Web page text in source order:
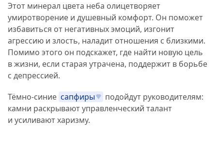
Этот минерал цвета неба олицетворяет
умиротворение и душевный комфорт. Он поможет
избавиться от негативных эмоций, изгонит
агрессию и злость, наладит отношения с близкими.
Помимо этого он подскажет, где найти новую цель
в жизни, если старая утрачена, поддержит в борьбе
с депрессией.
Тёмно-синие сапфиры
подойдут руководителям:
камни раскрывают управленческий талант
и усиливают харизму.